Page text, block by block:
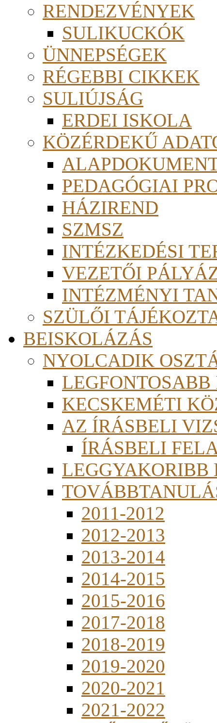
RENDEZVÉNYEK
SULIKUCKÓK
ÜNNEPSÉGEK
RÉGEBBI CIKKEK
SULIÚJSÁG
ERDEI ISKOLA
KÖZÉRDEKŰ
PEDAGÓGIAI
HÁZIREND
SZMSZ
INTÉZKEDÉSI
VEZETŐI
INTÉZMÉNYI
SZÜLŐI
BEISKOLÁZÁS
NYOLCADIK
KECSKEMÉTI
AZ ÍRÁSBELI
ÍRÁSBELI
LEGGYAKORIBB
2011-2012
2012-2013
2013-2014
2014-2015
2015-2016
2017-2018
2018-2019
2019-2020
2020-2021
2021-2022